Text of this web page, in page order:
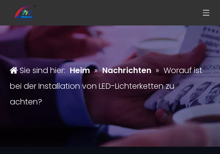
Sie sind hier: Heim » Nachrichten » Worauf ist
bei der Installation von LED-Lichterketten zu
achten?